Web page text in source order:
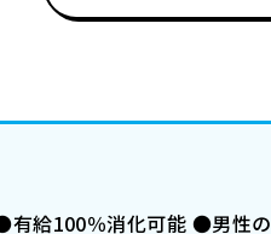
給100％消化可能 ●男性の